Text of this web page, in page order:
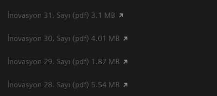
İnovasyon 31. Sayı (pdf) 3.1 MB
İnovasyon 30. Sayı (pdf) 4.01 MB
İnovasyon 29. Sayı (pdf) 1.87 MB
İnovasyon 28. Sayı (pdf) 5.54 MB